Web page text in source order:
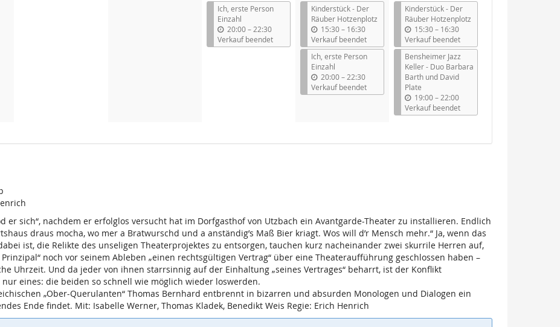
Ich, erste Person
Einzahl
20:00–b
i
s
22:30
Verkauf beendet
Kinderstück - Der
Räuber Hotzenplotz
15:30–b
i
s
16:30
Verkauf beendet
Ich, erste Person
Einzahl
20:00–b
i
s
22:30
Verkauf beendet
Kinderstück - Der
Räuber Hotzenplotz
15:30–b
i
s
16:30
Verkauf beendet
Bensheimer Jazz
Keller - Duo Barbara
Barth und David
Plate
19:00–b
i
s
22:00
Verkauf beendet
er sich“, nachdem er erfolglos versucht hat im Dorfgasthof von Utzbach ein Avantgarde-Theater zu installieren. Endlich
draus mocha, wo mer a Bratwurschd und a anständig’s Maß Bier kriagt. Wos will d’r Mensch mehr.“ Ja, wenn das
ist, die Relikte des unseligen Theaterprojektes zu entsorgen, tauchen kurz nacheinander zwei skurrile Herren auf,
noch vor seinem Ableben „einen rechtsgültigen Vertrag“ über eine Theateraufführung geschlossen haben –
Uhrzeit. Und da jeder von ihnen starrsinnig auf der Einhaltung „seines Vertrages“ beharrt, ist der Konflikt
eines: die beiden so schnell wie möglich wieder loswerden.
„Ober-Querulanten“ Thomas Bernhard entbrennt in bizarren und absurden Monologen und Dialogen ein
Ende findet. Mit: Isabelle Werner, Thomas Kladek, Benedikt Weis Regie: Erich Henrich